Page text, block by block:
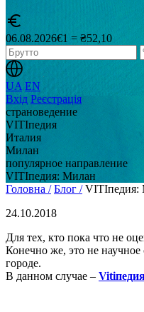
06.08.2026€1 = ₴52,10
UA EN
Вхід Реєстрація
cтрановедение
VITIпедия
Италия
Милан
популярное направление
VITIпедия: Милан
Головна / Блог / VITIпедия:
24.10.2018
Для тех, кто пока что не
Конечно же, это не
городе.
В данном случае –